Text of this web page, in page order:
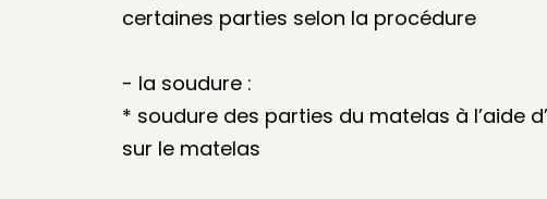
certaines parties selon la procédure
- la soudure :
* soudure des parties du matelas à l’aide
sur le matelas